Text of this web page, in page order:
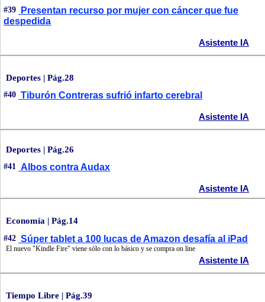
#39
Presentan recurso por mujer con cáncer que fue
despedida
Asistente IA
Deportes | Pág.28
#40 Tiburón Contreras sufrió infarto cerebral
Asistente IA
Deportes | Pág.26
#41 Albos contra Audax
Asistente IA
Economía | Pág.14
#42 Súper tablet a 100 lucas de Amazon desafía al iPad
El nuevo "Kindle Fire" viene sólo con lo básico y se compra on line
Asistente IA
Tiempo Libre | Pág.39